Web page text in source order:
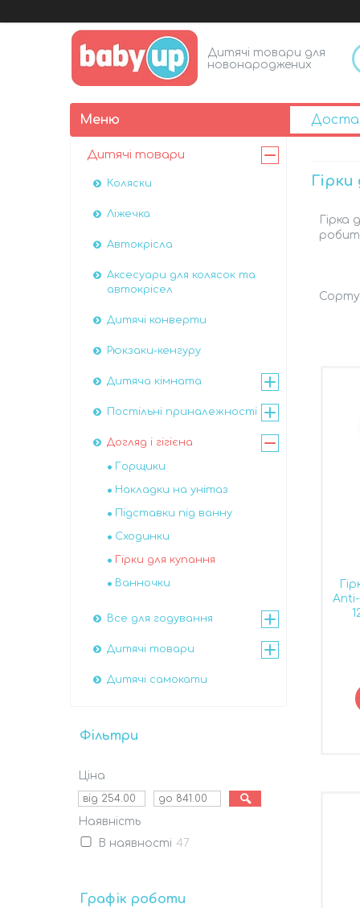
Дитячі товари для
новонароджених
Гірки
Дитячі товари
Коляски
Ліжечка
Автокрісла
Аксесуари для колясок та
автокрісел
Дитячі конверти
Рюкзаки-кенгуру
Дитяча кімната
Постільні приналежності
Догляд і гігієна
Горщики
Накладки на унітаз
Підставки під ванну
Сходинки
Гірки для купання
Ванночки
Все для годування
Дитячі товари
Дитячі самокати
Фільтри
Ціна
Наявність
В наявності 47
Графік роботи